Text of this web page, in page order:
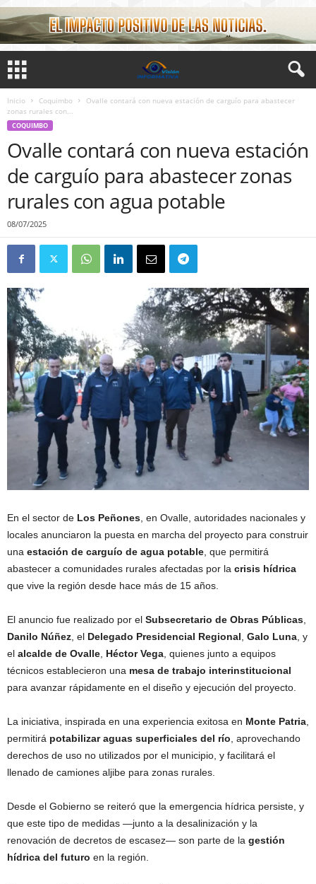
Inicio Coquimbo
Ovalle contará con nueva estación de carguío para abastecer
zonas rurales con...
COQUIMBO
Ovalle contará con nueva estación
de carguío para abastecer zonas
rurales con agua potable
08/07/2025
En el sector de Los Peñones , en Ovalle, autoridades nacionales y
locales anunciaron la puesta en marcha del proyecto para construir
una estación de carguío de agua potable , que permitirá
abastecer a comunidades rurales afectadas por la crisis hídrica
que vive la región desde hace más de 15 años.
El anuncio fue realizado por el Subsecretario de Obras Públicas
Danilo Núñez , el Delegado Presidencial Regional Galo Luna , y
el alcalde de Ovalle Héctor Vega , quienes junto a equipos
técnicos establecieron una mesa de trabajo interinstitucional
para avanzar rápidamente en el diseño y ejecución del proyecto.
La iniciativa, inspirada en una experiencia exitosa en Monte Patria
permitirá potabilizar aguas superficiales del río , aprovechando
derechos de uso no utilizados por el municipio, y facilitará el
llenado de camiones aljibe para zonas rurales.
Desde el Gobierno se reiteró que la emergencia hídrica persiste, y
que este tipo de medidas —junto a la desalinización y la
renovación de decretos de escasez— son parte de la gestión
hídrica del futuro en la región.